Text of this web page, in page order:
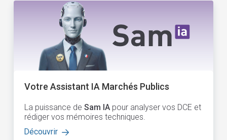
Votre Assistant IA Marchés Publics
La puissance de Sam IApour analyser vos DCE et
rédiger vos mémoires techniques.
Découvrir